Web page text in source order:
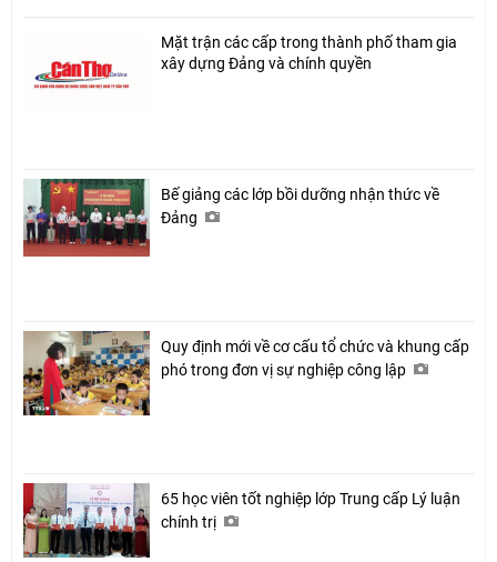
Mặt trận các cấp trong thành phố tham gia
xây dựng Đảng và chính quyền
Bế giảng các lớp bồi dưỡng nhận thức về
Đảng
Quy định mới về cơ cấu tổ chức và khung cấp
phó trong đơn vị sự nghiệp công lập
65 học viên tốt nghiệp lớp Trung cấp Lý luận
chính trị